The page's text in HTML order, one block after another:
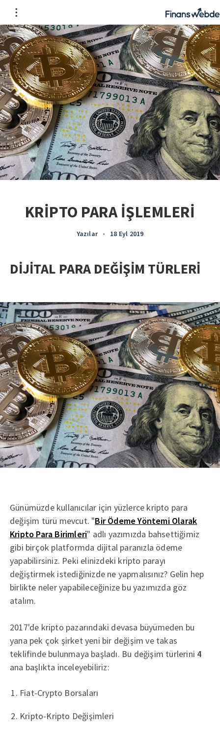
KRİPTO PARA İŞLEMLERİ
Yazılar • 18 Eyl 2019
DİJİTAL PARA DEĞİŞİM TÜRLERİ
Günümüzde kullanıcılar için yüzlerce kripto para
değişim türü mevcut. "Bir Ödeme Yöntemi Olarak
Kripto Para Birimleri" adlı yazımızda bahsettiğimiz
gibi birçok platformda dijital paranızla ödeme
yapabilirsiniz. Peki elinizdeki kripto parayı
değiştirmek istediğinizde ne yapmalısınız? Gelin hep
birlikte neler yapabileceğinize bu yazımızda göz
atalım.
2017'de kripto pazarındaki devasa büyümeden bu
yana pek çok şirket yeni bir değişim ve takas
teklifinde bulunmaya başladı. Bu değişim türlerini 4
ana başlıkta inceleyebiliriz:
Fiat-Crypto Borsaları
Kripto-Kripto Değişimleri